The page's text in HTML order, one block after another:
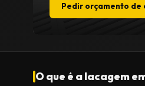
Pedir orçamento de
O que é a lacagem